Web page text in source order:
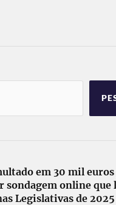
em 30 mil
online que
Legislativas de 2025